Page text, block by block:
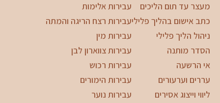
מעצר עד תום הליכים
כתב אישום בהליך פלילי
ניהול הליך פלילי
הסדר מותנה
אי הרשעה
עררים וערעורים
ליווי וייצוג אסירים
עבירות אלימות
עבירות רצח הריגה והמתה
עבירות מין
עבירות צווארון לבן
עבירות רכוש
עבירות הימורים
עבירות נוער